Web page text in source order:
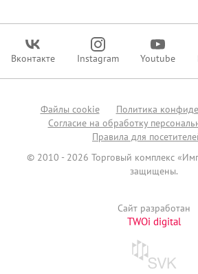
Вконтакте Instagram Youtube
Файлы сookie
Политика
Согласие на обработку
Правила для
© 2010 - 2026 Торговый комплекс
защищены.
Сайт разработан
TWOi digital